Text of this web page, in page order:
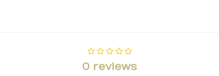
0 reviews